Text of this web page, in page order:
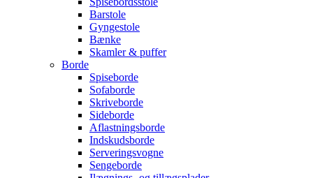
Barstole
Gyngestole
Bænke
Skamler & puffer
Borde
Spiseborde
Sofaborde
Skriveborde
Sideborde
Aflastningsborde
Indskudsborde
Serveringsvogne
Sengeborde